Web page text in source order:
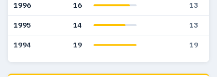
1996 16 13
1995 14 13
1994 19 19
1993 — 1